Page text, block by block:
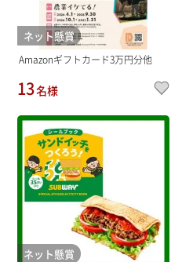
ネット懸賞
Amazonギフトカード3万円分他
13名様
ネット懸賞